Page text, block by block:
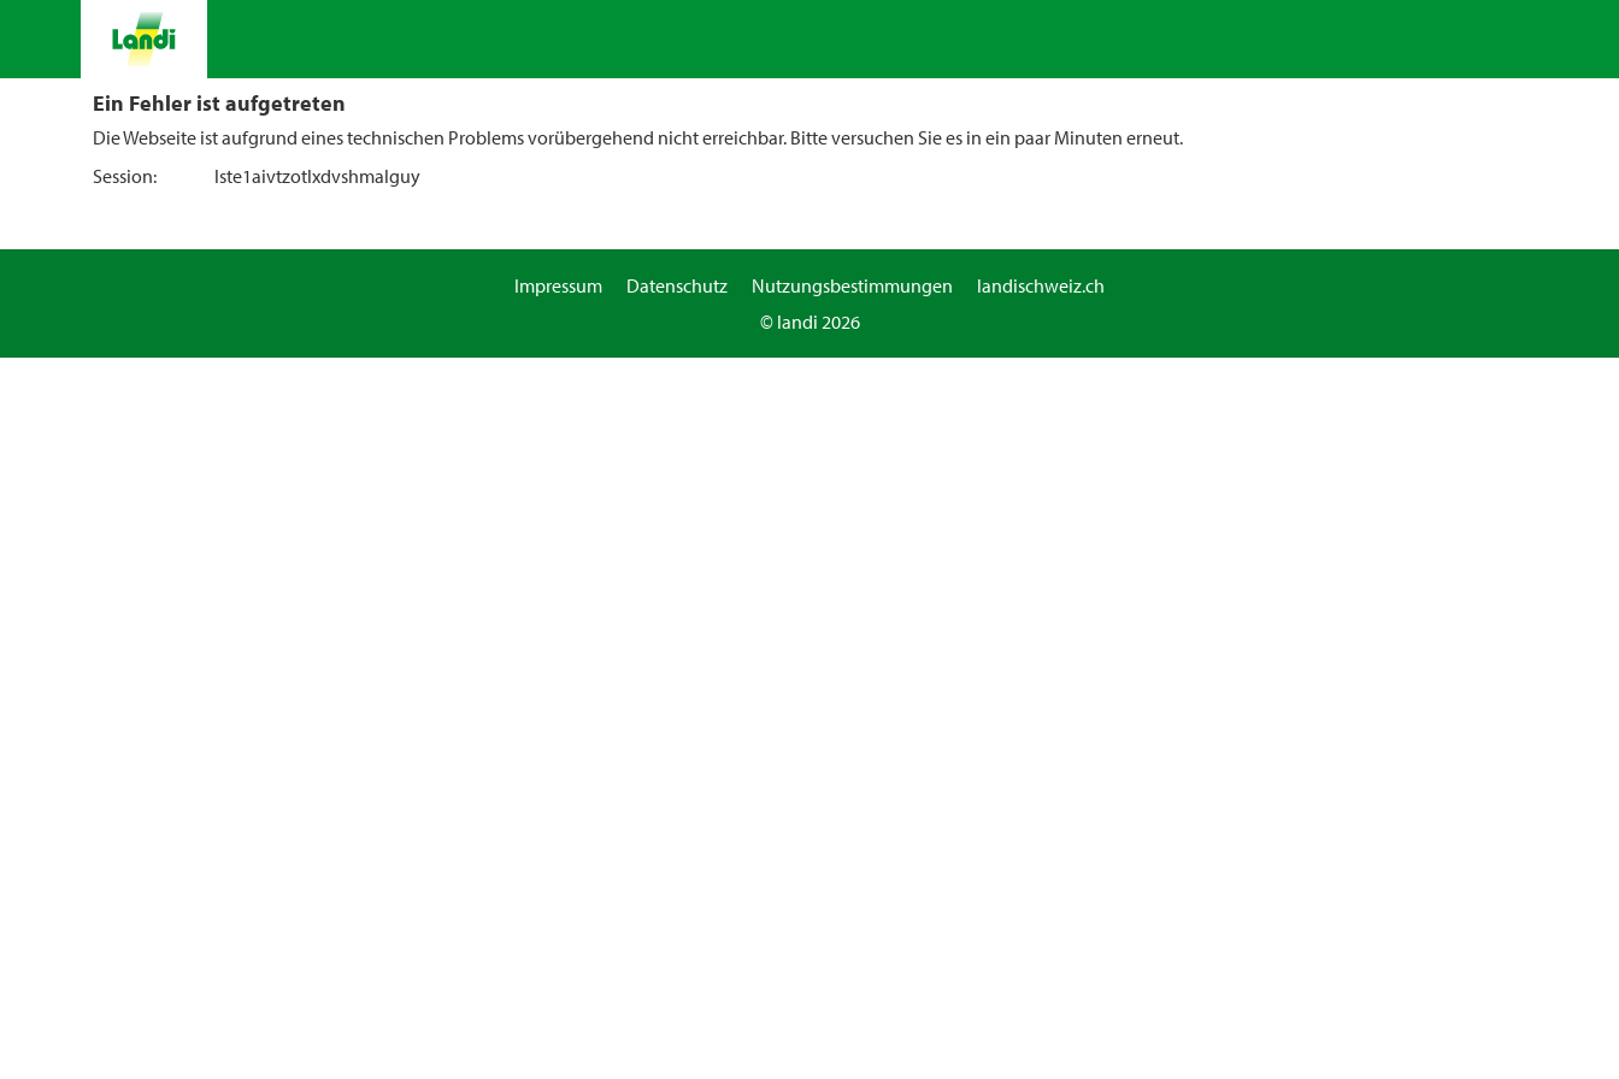
Ein Fehler ist aufgetreten
Die Webseite ist aufgrund eines technischen Problems vorübergehend nicht erreichbar. Bitte versuchen Sie es in ein paar Minuten erneut.
Session:
lste1aivtzotlxdvshmalguy
Impressum Datenschutz Nutzungsbestimmungen
landischweiz.ch
© landi 2026